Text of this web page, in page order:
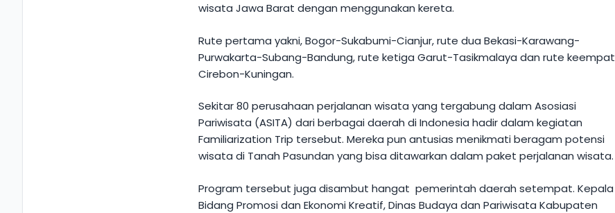
wisata Jawa Barat dengan menggunakan kereta.
Rute pertama yakni, Bogor-Sukabumi-Cianjur, rute dua Bekasi-Karawang-
Purwakarta-Subang-Bandung, rute ketiga Garut-Tasikmalaya dan rute keempat
Cirebon-Kuningan.
Sekitar 80 perusahaan perjalanan wisata yang tergabung dalam Asosiasi
Pariwisata (ASITA) dari berbagai daerah di Indonesia hadir dalam kegiatan
Familiarization Trip tersebut. Mereka pun antusias menikmati beragam potensi
wisata di Tanah Pasundan yang bisa ditawarkan dalam paket perjalanan wisata.
Program tersebut juga disambut hangat pemerintah daerah setempat. Kepala
Bidang Promosi dan Ekonomi Kreatif, Dinas Budaya dan Pariwisata Kabupaten